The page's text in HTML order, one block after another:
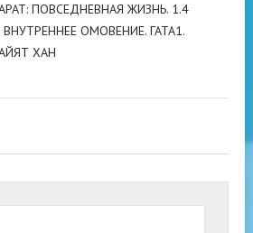
ПОВСЕДНЕВНАЯ ЖИЗНЬ. 1.4
ОМОВЕНИЕ. ГАТА1.
ХАН